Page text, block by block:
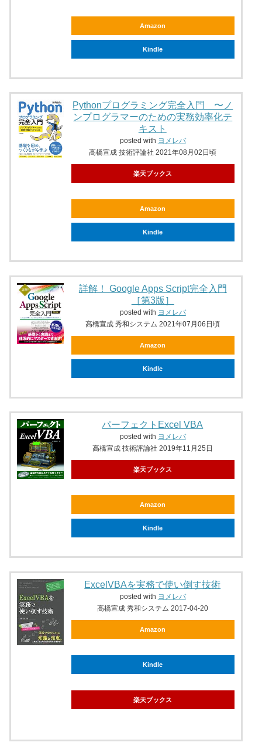
Amazon
Kindle
Pythonプログラミング完全入門 〜ノ
ンプログラマーのための実務効率化テ
キスト
posted with ヨメレバ
高橋宣成 技術評論社 2021年08月02日頃
楽天ブックス
Amazon
Kindle
詳解！ Google Apps Script完全入門
［第3版］
posted with ヨメレバ
高橋宣成 秀和システム 2021年07月06日頃
Amazon
Kindle
パーフェクトExcel VBA
posted with ヨメレバ
高橋宣成 技術評論社 2019年11月25日
楽天ブックス
Amazon
Kindle
ExcelVBAを実務で使い倒す技術
posted with ヨメレバ
高橋宣成 秀和システム 2017-04-20
Amazon
Kindle
楽天ブックス